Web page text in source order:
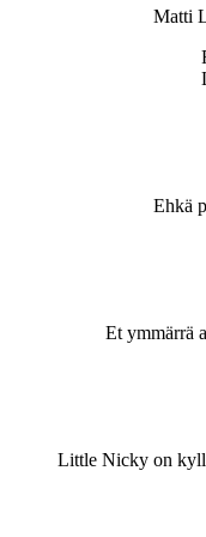
Matti
Ehkä
Et ymmärrä
Little Nicky on